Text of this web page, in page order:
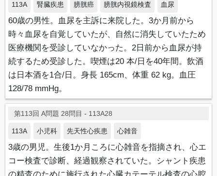
113A 腎臓疾患 膀胱癌 膀胱内視鏡検査 血尿
60歳の男性。血尿を主訴に来院した。3か月前から
時々血尿を自覚していたが、自然に消失していたため
医療機関を受診していなかった。2日前から血尿が持
続するため受診した。喫煙は20 本/日を40年間。飲酒
は日本酒を1合/日。身長 165cm、体重 62 kg。血圧
128/78 mmHg。
第113回 A問題 28問目 - 113A28
113A 小児科 先天性心疾患 心雑音
3歳の男児。生後1か月ころに心雑音を指摘され、心エ
コー検査で診断、経過観察されていた。シャント疾患